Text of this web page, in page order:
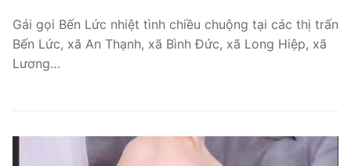
Gái gọi Bến Lức nhiệt tình chiều chuộng tại các thị trấn
Bến Lức, xã An Thạnh, xã Bình Đức, xã Long Hiệp, xã
Lương…